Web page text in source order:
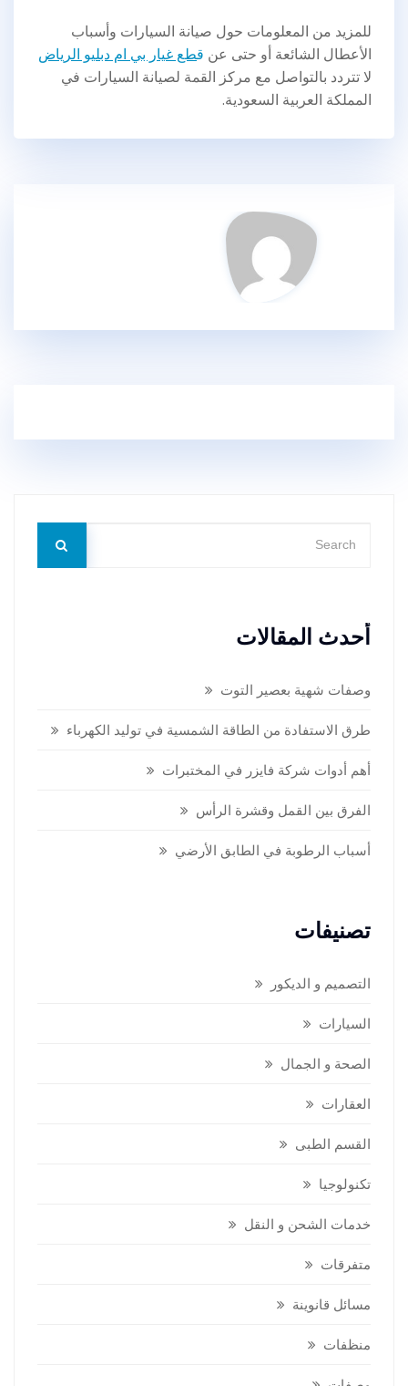
للمزيد من المعلومات حول صيانة السيارات وأسباب
الأعطال الشائعة أو حتى عن قطع غيار بي ام دبليو الرياض
لا تتردد بالتواصل مع مركز القمة لصيانة السيارات في
المملكة العربية السعودية.
أحدث المقالات
وصفات شهية بعصير التوت
طرق الاستفادة من الطاقة الشمسية في توليد الكهرباء
أهم أدوات شركة فايزر في المختبرات
الفرق بين القمل وقشرة الرأس
أسباب الرطوبة في الطابق الأرضي
تصنيفات
التصميم و الديكور
السيارات
الصحة و الجمال
العقارات
القسم الطبى
تكنولوجيا
خدمات الشحن و النقل
متفرقات
مسائل قانوينة
منظفات